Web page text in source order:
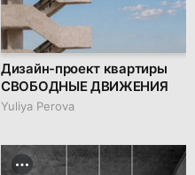
Дизайн-проект квартиры
СВОБОДНЫЕ ДВИЖЕНИЯ
Yuliya Perova